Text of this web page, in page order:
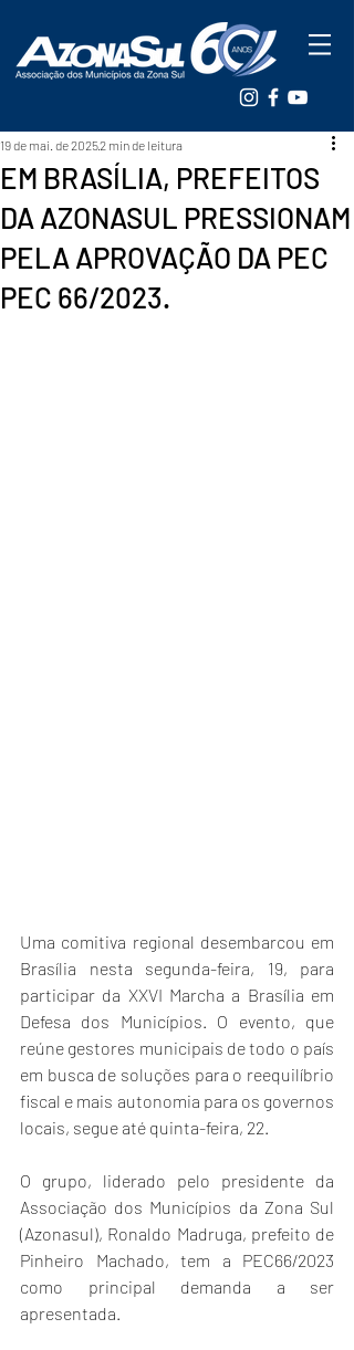
EM BRASÍLIA, PREFEITOS
DA AZONASUL PRESSIONAM
PELA APROVAÇÃO DA PEC
PEC 66/2023.
19 de mai. de 20252 min de leitura
Uma comitiva regional desembarcou em
Brasília nesta segunda-feira, 19, para
participar da XXVI Marcha a Brasília em
Defesa dos Municípios. O evento, que
reúne gestores municipais de todo o país
em busca de soluções para o reequilíbrio
fiscal e mais autonomia para os governos
locais, segue até quinta-feira, 22.
O grupo, liderado pelo presidente da
Associação dos Municípios da Zona Sul
(Azonasul), Ronaldo Madruga, prefeito de
Pinheiro Machado, tem a PEC66/2023
como principal demanda a ser
apresentada.